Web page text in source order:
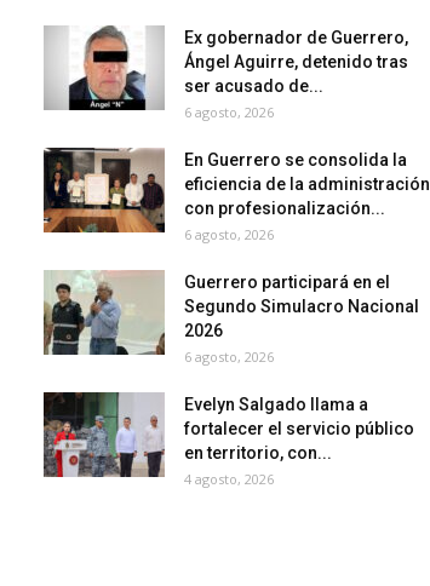
Ex gobernador de Guerrero,
Ángel Aguirre, detenido tras
ser acusado de...
6 agosto, 2026
En Guerrero se consolida la
eficiencia de la administración
con profesionalización...
6 agosto, 2026
Guerrero participará en el
Segundo Simulacro Nacional
2026
6 agosto, 2026
Evelyn Salgado llama a
fortalecer el servicio público
en territorio, con...
4 agosto, 2026